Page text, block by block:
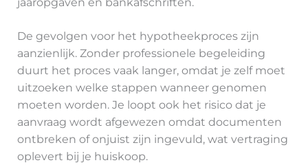
De gevolgen voor het hypotheekproces zijn
aanzienlijk. Zonder professionele begeleiding
duurt het proces vaak langer, omdat je zelf moet
uitzoeken welke stappen wanneer genomen
moeten worden. Je loopt ook het risico dat je
aanvraag wordt afgewezen omdat documenten
ontbreken of onjuist zijn ingevuld, wat vertraging
oplevert bij je huiskoop.